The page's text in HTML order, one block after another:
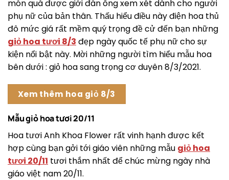
món quà được giới đàn ông xem xét dành cho người
phụ nữ của bản thân. Thấu hiểu điều này điện hoa thủ
đô mức giá rất mềm quý trọng đề cử đến bạn những
giỏ hoa tươi 8/3 đẹp ngày quốc tế phụ nữ cho sự
kiện nổi bật này. Mời những người tìm hiểu mẫu hoa
bên dưới : giỏ hoa sang trọng cơ duyên 8/3/2021.
Xem thêm hoa giỏ 8/3
Mẫu giỏ hoa tươi 20/11
Hoa tươi Anh Khoa Flower rất vinh hạnh được kết
hợp cùng bạn gởi tới giáo viên những mẫu giỏ hoa
tươi 20/11 tươi thắm nhất để chúc mừng ngày nhà
giáo việt nam 20/11.